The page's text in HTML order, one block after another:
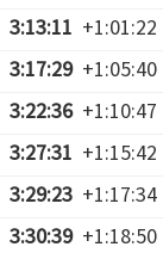
3:13:11 +1:01:22
3:17:29 +1:05:40
3:22:36 +1:10:47
3:27:31 +1:15:42
3:29:23 +1:17:34
3:30:39 +1:18:50